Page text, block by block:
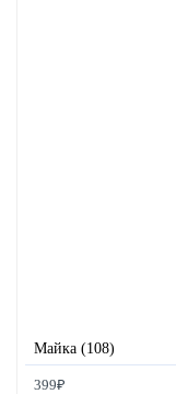
Майка (108)
399₽